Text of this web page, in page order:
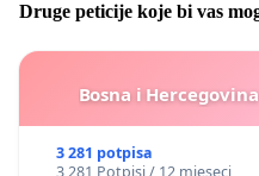
Druge peticije koje bi vas
Bosna i
3 281 potpisa